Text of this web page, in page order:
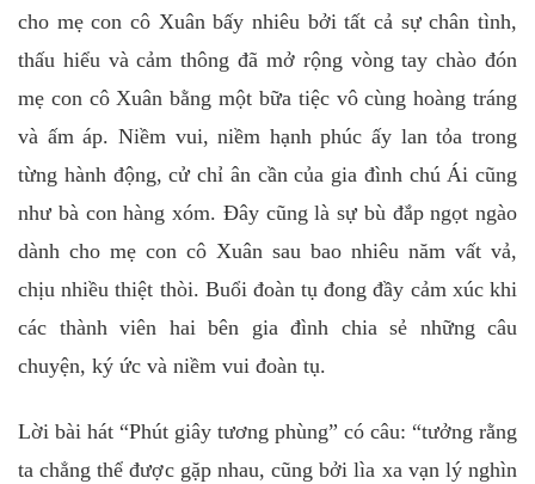
cho mẹ con cô Xuân bấy nhiêu bởi tất cả sự chân tình,
thấu hiểu và cảm thông đã mở rộng vòng tay chào đón
mẹ con cô Xuân bằng một bữa tiệc vô cùng hoàng tráng
và ấm áp. Niềm vui, niềm hạnh phúc ấy lan tỏa trong
từng hành động, cử chỉ ân cần của gia đình chú Ái cũng
như bà con hàng xóm. Đây cũng là sự bù đắp ngọt ngào
dành cho mẹ con cô Xuân sau bao nhiêu năm vất vả,
chịu nhiều thiệt thòi. Buổi đoàn tụ đong đầy cảm xúc khi
các thành viên hai bên gia đình chia sẻ những câu
chuyện, ký ức và niềm vui đoàn tụ.
Lời bài hát “Phút giây tương phùng” có câu: “tưởng rằng
ta chẳng thể được gặp nhau, cũng bởi lìa xa vạn lý nghìn